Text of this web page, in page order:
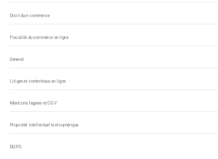
Droit du e-commerce
Fiscalité du commerce en ligne
General
Litiges et contentieux en ligne
Mentions légales et CGV
Propriété intellectuelle et numérique
RGPD